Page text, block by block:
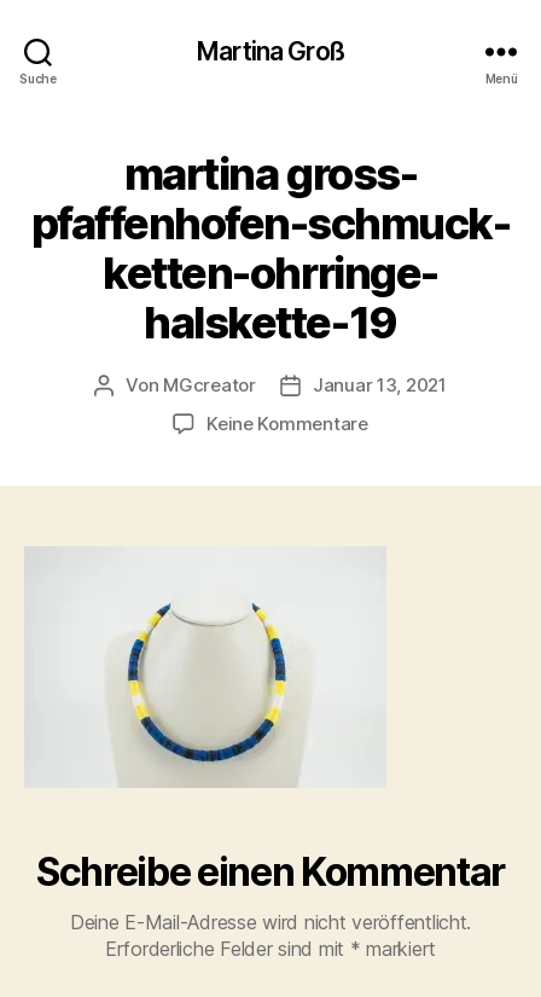
Suche
Martina Groß
Menü
martina gross-
pfaffenhofen-schmuck-
ketten-ohrringe-
halskette-19
Beitragsautor
Von MGcreator Beitragsdatum
Januar 13, 2021
Keine Kommentarezu
Schreibe einen Kommentar
Deine E-Mail-Adresse wird nicht veröffentlicht.
Erforderliche Felder sind mit * markiert